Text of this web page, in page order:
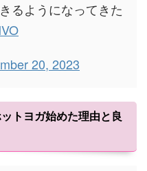
るようになってきた
20, 2023
トヨガ始めた理由と良